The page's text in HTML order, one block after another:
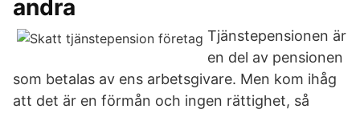
andra
Tjänstepensionen är
en del av pensionen
som betalas av ens arbetsgivare. Men kom ihåg
att det är en förmån och ingen rättighet, så